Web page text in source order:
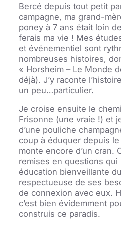
Bercé depuis tout petit
campagne, ma grand-
poney à 7 ans était loin
ferais ma vie ! Mes
et événementiel sont
nombreuses histoires,
« Horsheim – Le Monde
déjà). J’y raconte
un peu…particulier.
Je croise ensuite le
Frisonne (une vraie !) et
d’une pouliche
coup à éduquer depuis
monte encore d’un cran.
remises en questions qui
éducation bienveillante
respectueuse de ses
de connexion avec eux.
c’est bien évidemment
construis ce paradis.